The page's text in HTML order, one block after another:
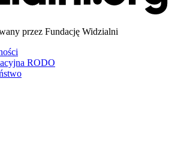
przez Fundację Widzialni
RODO